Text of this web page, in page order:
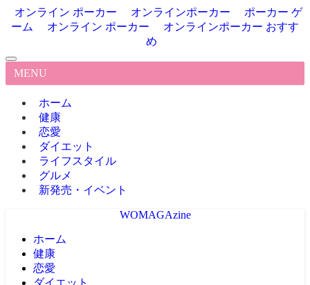
オンライン ポーカー オンラインポーカー
ポーカー ゲ
ーム
オンライン ポーカー
オンラインポーカー おすす
め
MENU
ホーム
健康
恋愛
ダイエット
ライフスタイル
グルメ
新発売・イベント
WOMAGAzine
ホーム
健康
恋愛
ダイエット